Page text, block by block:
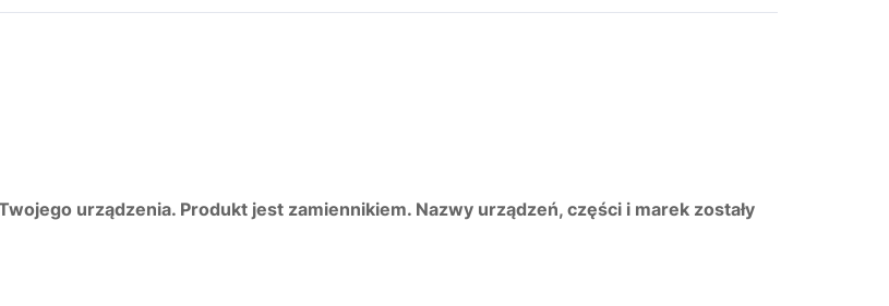
urządzenia. Produkt jest zamiennikiem. Nazwy urządzeń, części i marek zostały